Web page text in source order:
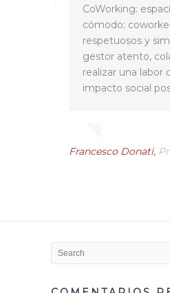
CoWorking:
cómodo;
respetuosos y
gestor atento,
realizar una labor
impacto social
Francesco Donati,